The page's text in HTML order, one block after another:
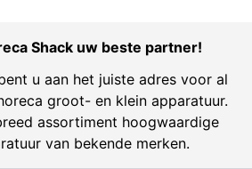
Shack uw beste partner!
u aan het juiste adres voor al
groot- en klein apparatuur.
assortiment hoogwaardige
van bekende merken.